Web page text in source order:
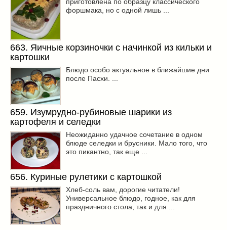
приготовлена по образцу классического
форшмака, но с одной лишь ...
663. Яичные корзиночки с начинкой из кильки и
картошки
Блюдо особо актуальное в ближайшие дни
после Пасхи. ...
659. Изумрудно-рубиновые шарики из
картофеля и селедки
Неожиданно удачное сочетание в одном
блюде селедки и брусники. Мало того, что
это пикантно, так еще ...
656. Куриные рулетики с картошкой
Хлеб-соль вам, дорогие читатели!
Универсальное блюдо, годное, как для
праздничного стола, так и для ...